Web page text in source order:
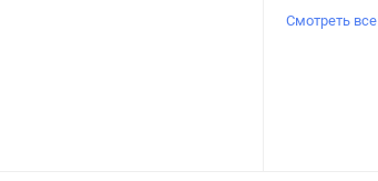
Смотреть все